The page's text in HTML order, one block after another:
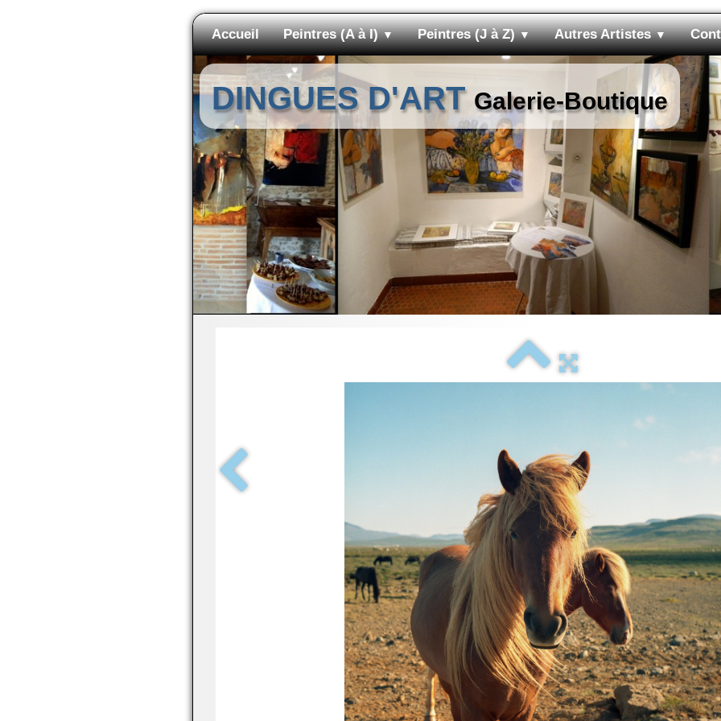
Accueil Peintres (A à I)▼ Peintres (J à Z)▼ Autres Artistes▼
DINGUES D'ART Galerie-Boutique